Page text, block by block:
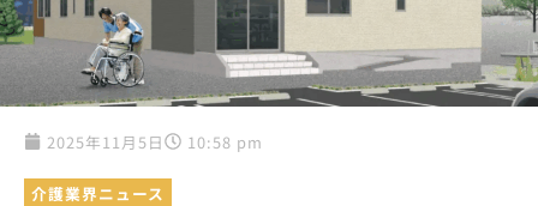
2025年11月5日 10:58 pm
介護業界ニュース